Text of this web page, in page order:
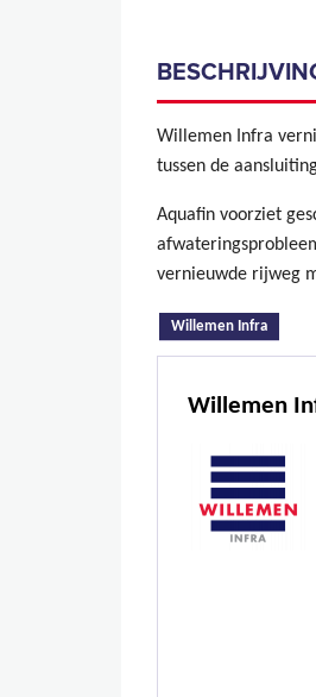
Willemen Infra
tussen de
Aquafin voorziet
vernieuwde rijweg
Willemen Infra
Willemen